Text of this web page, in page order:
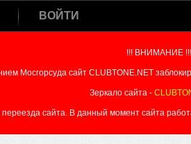
ВОЙТИ
!!! ВНИМАНИЕ !!!
Мосгорсуда сайт CLUBTONE.NET
Зеркало сайта -
сайта. В данный момент сайта